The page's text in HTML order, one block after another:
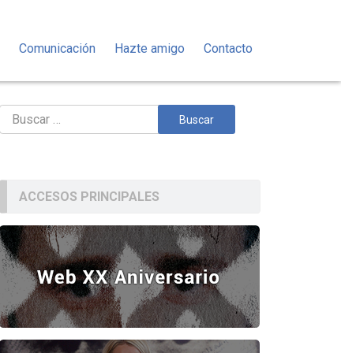
Comunicación Hazte amigo Contacto
Buscar:
ACCESOS PRINCIPALES